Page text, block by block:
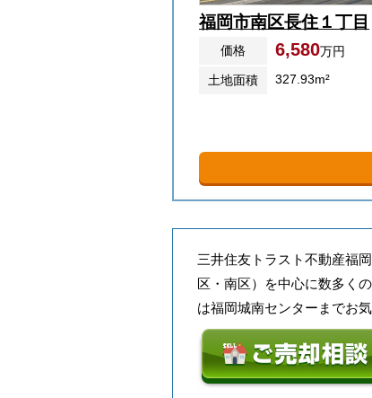
福岡市南区長住１丁目
価格 6,580万円
土地面積
327.93m²
三井住友トラスト不動産福
区・南区）を中心に数多く
は福岡城南センターまでお